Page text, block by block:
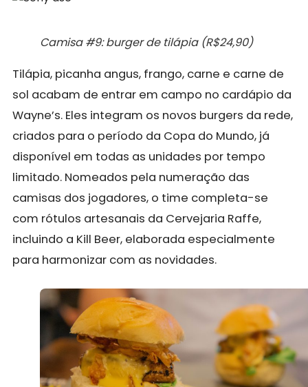
Camisa #9: burger de tilápia (R$24,90)
Tilápia, picanha angus, frango, carne e carne de
sol acabam de entrar em campo no cardápio da
Wayne’s. Eles integram os novos burgers da rede,
criados para o período da Copa do Mundo, já
disponível em todas as unidades por tempo
limitado. Nomeados pela numeração das
camisas dos jogadores, o time completa-se
com rótulos artesanais da Cervejaria Raffe,
incluindo a Kill Beer, elaborada especialmente
para harmonizar com as novidades.